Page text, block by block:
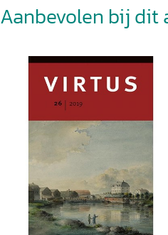
Aanbevolen bij dit